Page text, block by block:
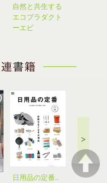
自然と共生する
エコプラダクト
ーエピ
日用品の定番..
>